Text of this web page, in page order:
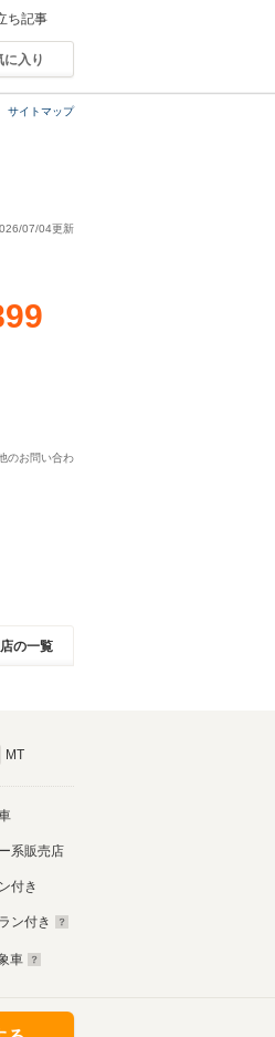
ち記事
に入り
サイトマップ
07/04更新
のお問い合わ
の一覧
MT
系販売店
付き
ン付き
車